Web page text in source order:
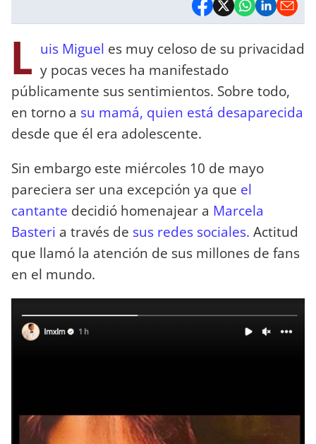
L uis Miguel es muy celoso de su privacidad
y pocas veces ha manifestado
públicamente sus sentimientos. Sobre todo,
en torno a su mamá, quien está desaparecida
desde que él era adolescente.
Sin embargo este miércoles 10 de mayo
pareciera ser una excepción ya que el
cantante decidió homenajear a Marcela
Basteri a través de sus redes sociales. Actitud
que llamó la atención de sus millones de fans
en el mundo.